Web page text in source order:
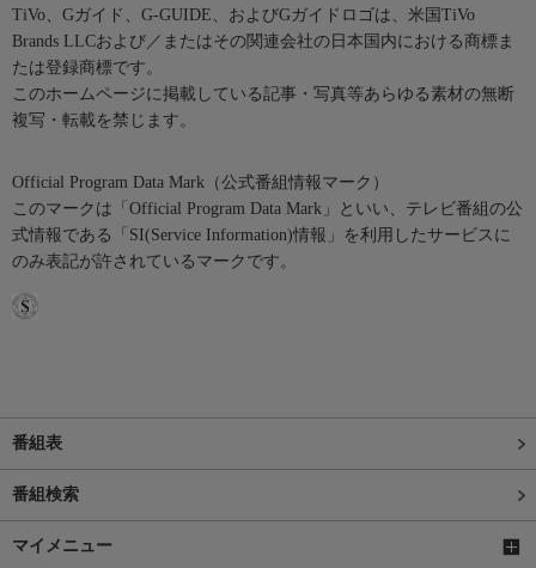
TiVo、Gガイド、G-GUIDE、およびGガイドロゴは、米国TiVo
Brands LLCおよび／またはその関連会社の日本国内における商標ま
たは登録商標です。
このホームページに掲載している記事・写真等あらゆる素材の無断
複写・転載を禁じます。
Official Program Data Mark（公式番組情報マーク）
このマークは「Official Program Data Mark」といい、テレビ番組の公
式情報である「SI(Service Information)情報」を利用したサービスに
のみ表記が許されているマークです。
番組表
番組検索
マイメニュー